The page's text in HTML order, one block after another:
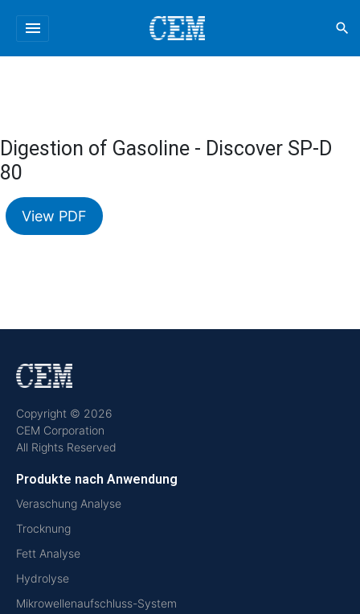
menu search
Digestion of Gasoline - Discover SP-D
80
View PDF
Copyright © 2026
CEM Corporation
All Rights Reserved
Produkte nach Anwendung
Veraschung Analyse
Trocknung
Fett Analyse
Hydrolyse
Mikrowellenaufschluss-System